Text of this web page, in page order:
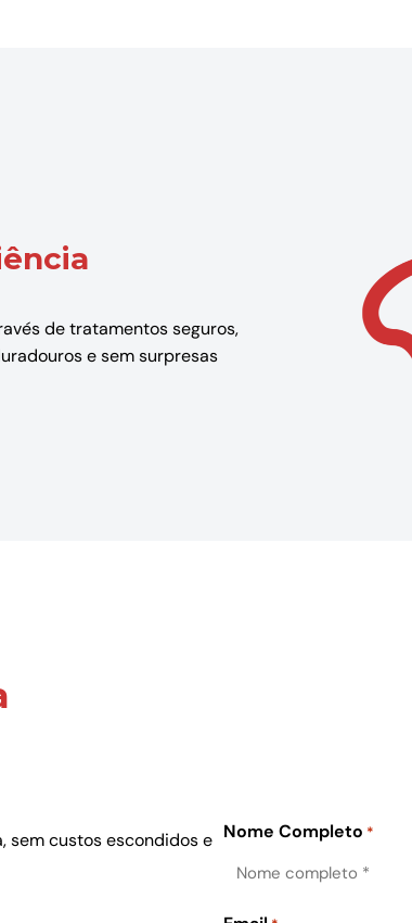
de tratamentos seguros,
e sem surpresas
sem custos escondidos e Nome Completo *